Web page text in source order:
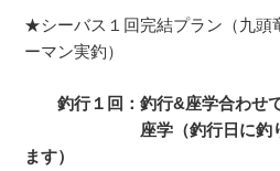
★シーバス１回完結プラン（九頭
ーマン実釣）
釣行１回：釣行&座学合わせ
座学（釣行日に釣りを
ます）